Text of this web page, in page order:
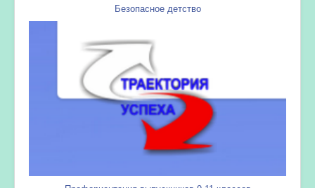
Безопасное детство